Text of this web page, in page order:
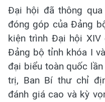
Đại hội đã thông
đóng góp của Đảng
kiện trình Đại hội XIV
Đảng bộ tỉnh khóa I
đại biểu toàn quốc
trị, Ban Bí thư chỉ
đánh giá cao và kỳ